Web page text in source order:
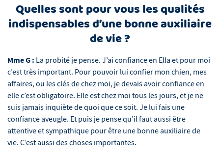
Quelles sont pour vous les qualités
indispensables d’une bonne auxiliaire
de vie ?
Mme G : La probité je pense. J’ai confiance en Ella et pour moi
c’est très important. Pour pouvoir lui confier mon chien, mes
affaires, ou les clés de chez moi, je devais avoir confiance en
elle c’est obligatoire. Elle est chez moi tous les jours, et je ne
suis jamais inquiète de quoi que ce soit. Je lui fais une
confiance aveugle. Et puis je pense qu’il faut aussi être
attentive et sympathique pour être une bonne auxiliaire de
vie. C’est aussi des choses importantes.